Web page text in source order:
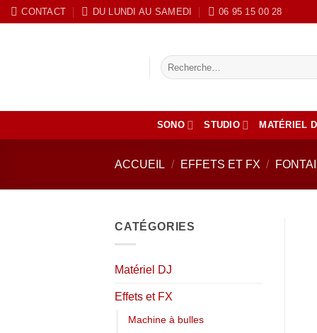
Passer
au
CONTACT DU LUNDI AU SAMEDI ‭06 95 15 00 28
Recherche
pour :
SONO STUDIO MATÉRIEL
ACCUEIL / EFFETS ET FX /
CATÉGORIES
Matériel DJ
Effets et FX
Machine à bulles